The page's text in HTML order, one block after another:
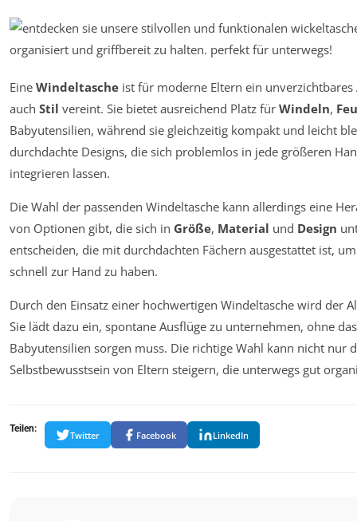
Eine Windeltasche ist für moderne Eltern ein
auch Stil vereint. Sie bietet ausreichend Platz für Windeln,
Babyutensilien, während sie gleichzeitig kompakt und leicht
durchdachte Designs, die sich problemlos in jede größeren
integrieren lassen.
Die Wahl der passenden Windeltasche kann allerdings eine
von Optionen gibt, die sich in Größe, Material und Design
entscheiden, die mit durchdachten Fächern ausgestattet ist,
schnell zur Hand zu haben.
Durch den Einsatz einer hochwertigen Windeltasche wird der
Sie lädt dazu ein, spontane Ausflüge zu unternehmen, ohne
Babyutensilien sorgen muss. Die richtige Wahl kann nicht nur
Selbstbewusstsein von Eltern steigern, die unterwegs gut
Teilen:
Twitter Facebook LinkedIn